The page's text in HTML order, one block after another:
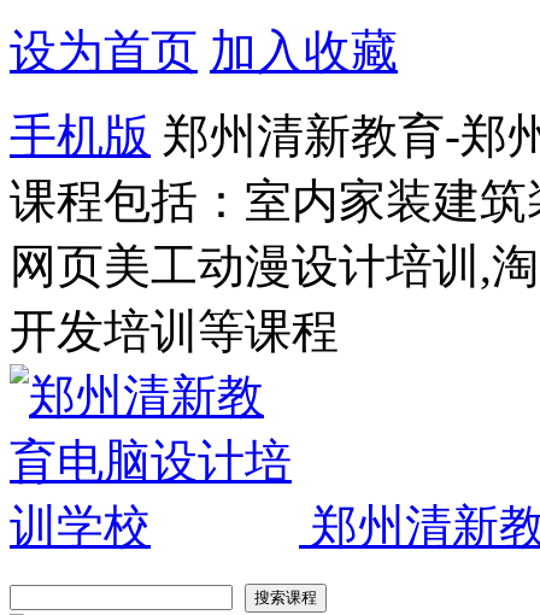
设为首页 加入收藏
手机版 郑州清新教育-郑
课程包括：室内家装建
网页美工动漫设计培训,
开发培训等课程
郑州清新